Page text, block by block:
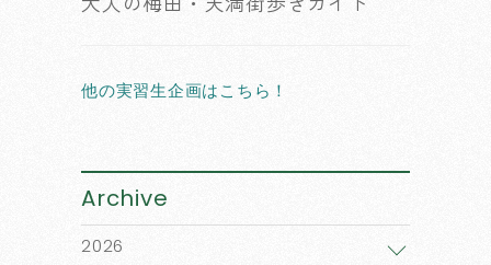
他の実習生企画はこちら！
Archive
2026